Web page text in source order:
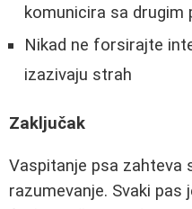
komunicira sa drugim
Nikad ne forsirajte
izazivaju strah
Zaključak
Vaspitanje psa zahteva
razumevanje. Svaki pas